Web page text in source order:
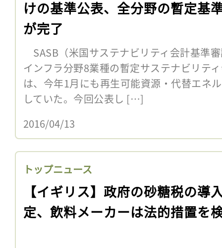
けの基準公表、全分野の暫定基
が完了
SASB（米国サステナビリティ会計基準
インフラ分野8業種の暫定サステナビリテ
は、今年1月にも再生可能資源・代替エネ
していた。今回公表し […]
2016/04/13
トップニュース
【イギリス】政府の砂糖税の導
定、飲料メーカーは法的措置を